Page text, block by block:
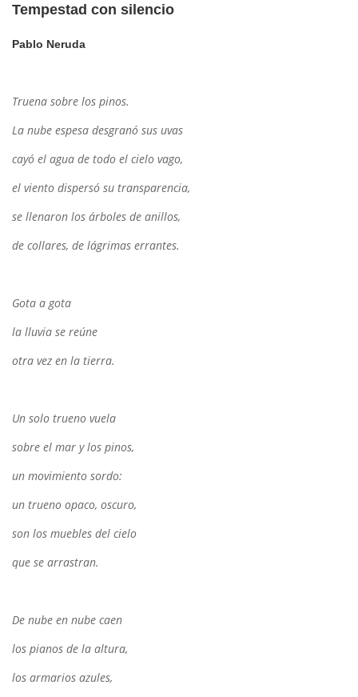
Tempestad con silencio
Pablo Neruda
Truena sobre los pinos.
La nube espesa desgranó sus uvas
cayó el agua de todo el cielo vago,
el viento dispersó su transparencia,
se llenaron los árboles de anillos,
de collares, de lágrimas errantes.
Gota a gota
la lluvia se reúne
otra vez en la tierra.
Un solo trueno vuela
sobre el mar y los pinos,
un movimiento sordo:
un trueno opaco, oscuro,
son los muebles del cielo
que se arrastran.
De nube en nube caen
los pianos de la altura,
los armarios azules,